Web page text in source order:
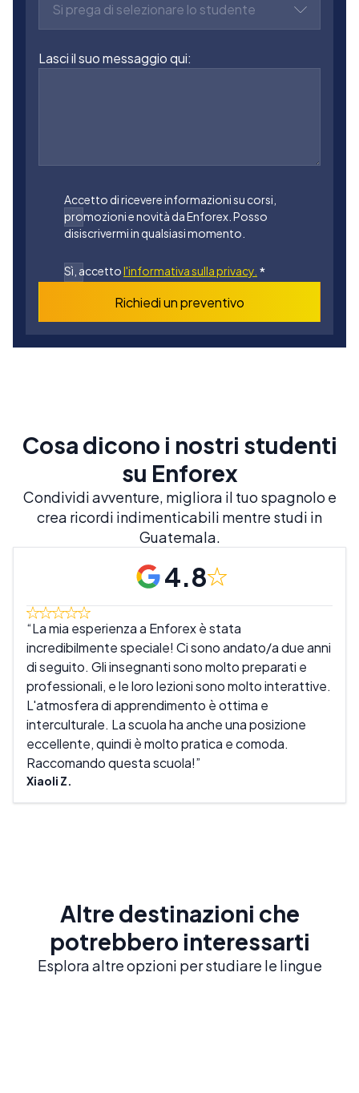
Si prega di selezionare lo studente
Lasci il suo messaggio qui:
Accetto di ricevere informazioni su corsi,
promozioni e novità da Enforex. Posso
disiscrivermi in qualsiasi momento.
Sì, accettol'informativa sulla privacy. *
Richiedi un preventivo
Cosa dicono i nostri studenti
su Enforex
Condividi avventure, migliora il tuo spagnolo e
crea ricordi indimenticabili mentre studi in
Guatemala.
4.8
La mia esperienza a Enforex è stata
incredibilmente speciale! Ci sono andato/a due anni
di seguito. Gli insegnanti sono molto preparati e
professionali, e le loro lezioni sono molto interattive.
L'atmosfera di apprendimento è ottima e
interculturale. La scuola ha anche una posizione
eccellente, quindi è molto pratica e comoda.
Raccomando questa scuola!
Xiaoli Z.
Altre destinazioni che
potrebbero interessarti
Esplora altre opzioni per studiare le lingue